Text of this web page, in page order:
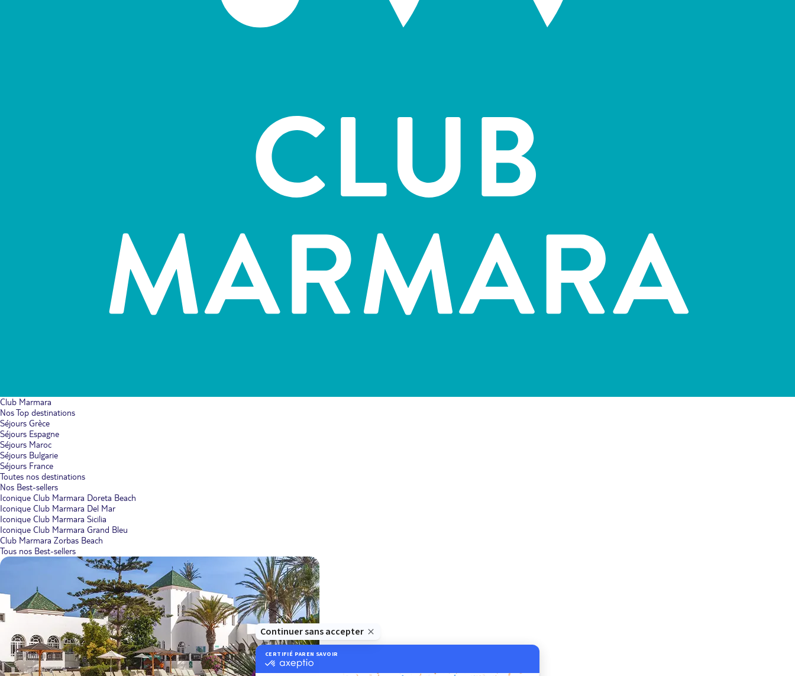
Club Marmara
Nos Top destinations
Séjours Grèce
Séjours Espagne
Séjours Maroc
Séjours Bulgarie
Séjours France
Toutes nos destinations
Nos Best-sellers
Iconique Club Marmara Doreta Beach
Iconique Club Marmara Del Mar
Iconique Club Marmara Sicilia
Iconique Club Marmara Grand Bleu
Club Marmara Zorbas Beach
Tous nos Best-sellers